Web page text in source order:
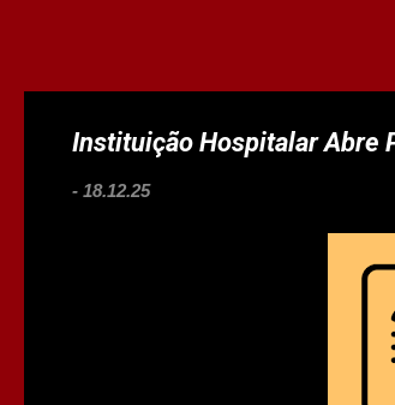
Instituição Hospitalar Abre
- 18.12.25